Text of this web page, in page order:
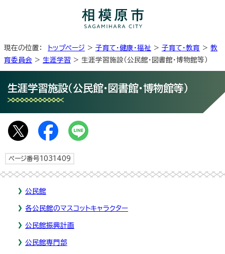
現在の位置： トップページ > 子育て・健康・福祉 > 子育て・教育 > 教
育委員会 > 生涯学習 > 生涯学習施設（公民館・図書館・博物館等）
生涯学習施設（公民館・図書館・博物館等）
ページ番号1031409
公民館
各公民館のマスコットキャラクター
公民館振興計画
公民館専門部